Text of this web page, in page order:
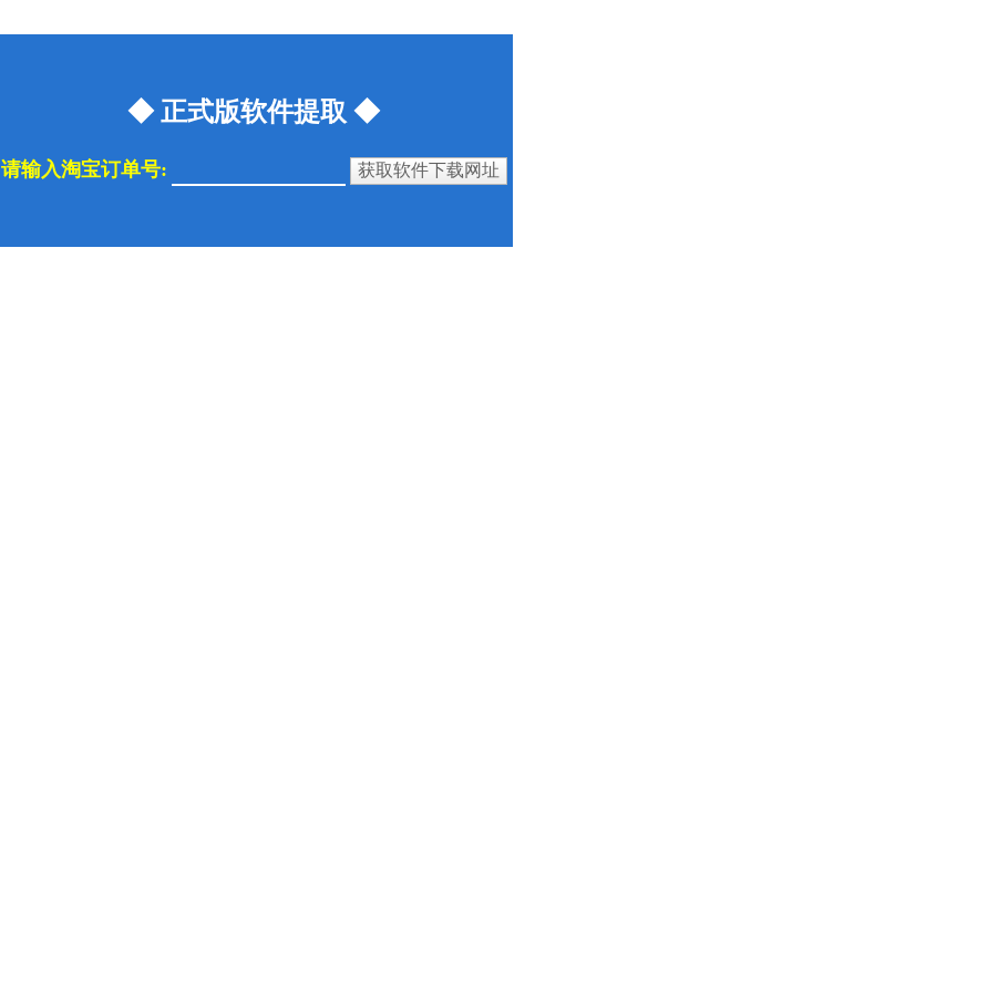
◆ 正式版软件提取 ◆
请输入淘宝订单号: